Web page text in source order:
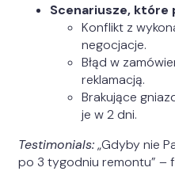
Scenariusze,
Konflikt z
negocjacje.
Błąd w
reklamacją.
Brakujące
je w 2 dni.
Testimonials:„Gdyby nie
po 3 tygodniu remontu” –